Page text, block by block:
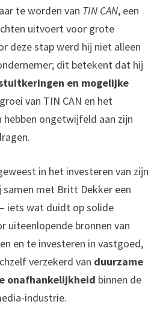
te worden van TIN CAN, een
uitvoert voor grote
deze stap werd hij niet alleen
dit betekent dat hij
en mogelijke
van TIN CAN en het
hebben ongetwijfeld aan zijn
in het investeren van zijn
met Britt Dekker een
iets wat duidt op solide
uiteenlopende bronnen van
en te investeren in vastgoed,
verzekerd van duurzame
onafhankelijkheid binnen de
industrie.